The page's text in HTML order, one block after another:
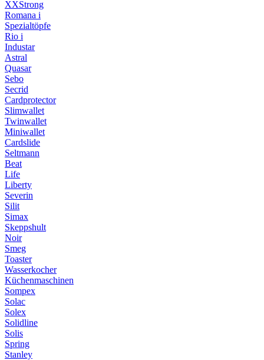
XXStrong
Romana i
Spezialtöpfe
Rio i
Industar
Astral
Quasar
Sebo
Secrid
Cardprotector
Slimwallet
Twinwallet
Miniwallet
Cardslide
Seltmann
Beat
Life
Liberty
Severin
Silit
Simax
Skeppshult
Noir
Smeg
Toaster
Wasserkocher
Küchenmaschinen
Sompex
Solac
Solex
Solidline
Solis
Spring
Stanley